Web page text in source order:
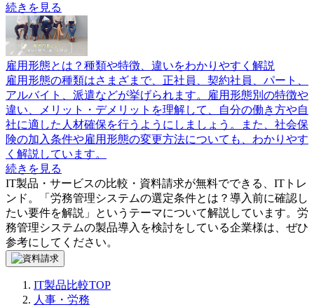
続きを見る
雇用形態とは？種類や特徴、違いをわかりやすく解説
雇用形態の種類はさまざまで、正社員、契約社員、パート、
アルバイト、派遣などが挙げられます。雇用形態別の特徴や
違い、メリット・デメリットを理解して、自分の働き方や自
社に適した人材確保を行うようにしましょう。また、社会保
険の加入条件や雇用形態の変更方法についても、わかりやす
く解説しています。
続きを見る
IT製品・サービスの比較・資料請求が無料でできる、ITトレ
ンド。「 労務管理システムの選定条件とは？導入前に確認し
たい要件を解説 」というテーマについて解説しています。 労
務管理システムの製品導入を検討をしている企業様は、ぜひ
参考にしてください。
IT製品比較TOP
人事・労務